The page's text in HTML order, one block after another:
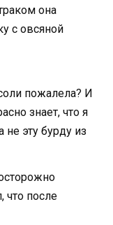
она
с овсяной
пожалела? И
знает, что я
эту бурду из
что после